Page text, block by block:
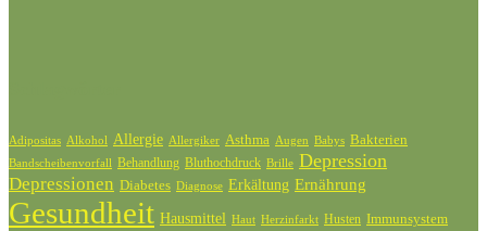
Adipositas Alkohol Allergie Allergiker Asthma Augen Babys Bakterien
Bandscheibenvorfall Behandlung Bluthochdruck Brille Depression
Depressionen Diabetes Diagnose Erkältung Ernährung
Gesundheit Hausmittel Haut Herzinfarkt Husten Immunsystem